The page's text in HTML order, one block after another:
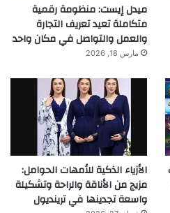
ميدل إيست: منظومة رقمية
متكاملة تعيد تعريف التجارة
والعمل والتواصل في مكان واحد
مارس 18, 2026
الأزياء الذكية للأمهات الحوامل:
مزيج من الأناقة والراحة وتشكيلة
واسعة تجدينها في ترينديول